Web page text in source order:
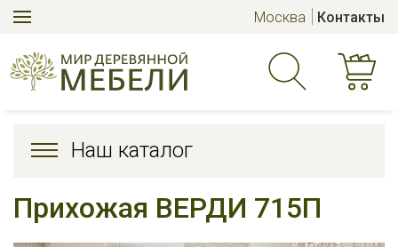
Москва Контакты
Наш каталог
Прихожая ВЕРДИ 715П